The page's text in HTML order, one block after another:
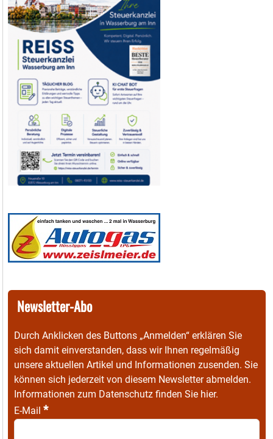
Newsletter-Abo
Durch Anklicken des Buttons „Anmelden“ erklären Sie
sich damit einverstanden, dass wir Ihnen regelmäßig
unsere aktuellen Artikel und Informationen zusenden. Sie
können sich jederzeit von diesem Newsletter abmelden.
Informationen zum Datenschutz finden Sie hier.
E-Mail *